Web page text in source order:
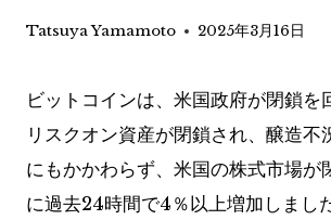
Tatsuya Yamamoto 2025年3月16日
ビットコインは、米国政府が閉鎖を
リスクオン資産が閉鎖され、醸造不
にもかかわらず、米国の株式市場が
に過去24時間で4％以上増加しました